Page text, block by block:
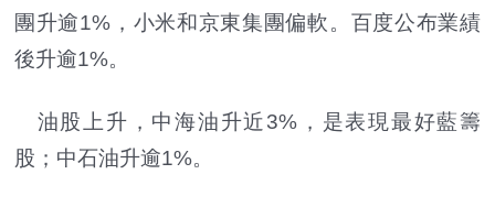
團升逾1%，小米和京東集團偏軟。百度公布業績
後升逾1%。
油股上升，中海油升近3%，是表現最好藍籌
股；中石油升逾1%。